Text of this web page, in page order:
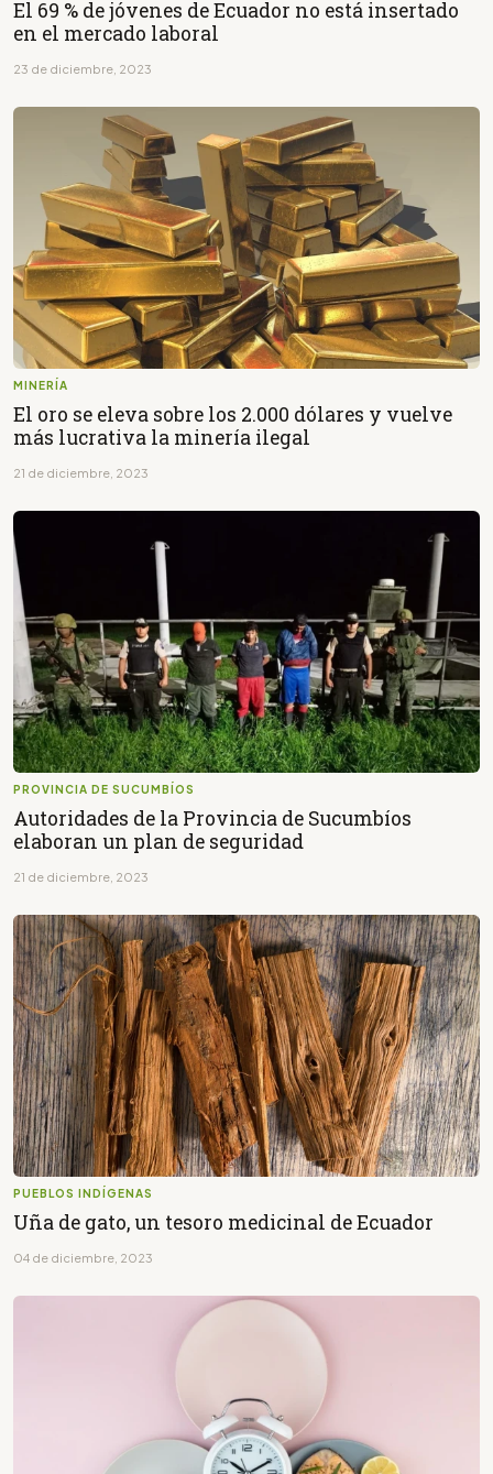
El 69 % de jóvenes de Ecuador no está insertado
en el mercado laboral
23 de diciembre, 2023
MINERÍA
El oro se eleva sobre los 2.000 dólares y vuelve
más lucrativa la minería ilegal
21 de diciembre, 2023
PROVINCIA DE SUCUMBÍOS
Autoridades de la Provincia de Sucumbíos
elaboran un plan de seguridad
21 de diciembre, 2023
PUEBLOS INDÍGENAS
Uña de gato, un tesoro medicinal de Ecuador
04 de diciembre, 2023